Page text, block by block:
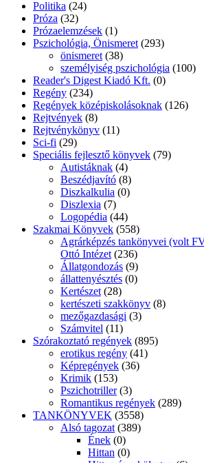
Politika (24)
Próza (32)
Prózaelemzések (1)
Pszichológia, Önismeret (293)
önismeret (38)
személyiség pszichológia (100)
Reader's Digest Kiadó Kft. (0)
Regény (234)
Regények középiskolásoknak (126)
Rejtvények (8)
Rejtvénykönyv (11)
Sci-fi (29)
Speciális fejlesztő könyvek (79)
Autistáknak (4)
Beszédjavító (8)
Diszkalkulia (0)
Diszlexia (7)
Logopédia (44)
Szakmai Könyvek (558)
Agrárképzés tankönyvei (volt
Ottó Intézet (236)
Állatgondozás (9)
állattenyésztés (0)
Kertészet (28)
kertészeti szakkönyv (8)
mezőgazdasági (3)
Számvitel (11)
Szórakoztató regények (895)
erotikus regény (41)
Képregények (36)
Krimik (153)
Pszichotriller (3)
Romantikus regények (289)
TANKÖNYVEK (3558)
Alsó tagozat (389)
Ének (0)
Hittan (0)